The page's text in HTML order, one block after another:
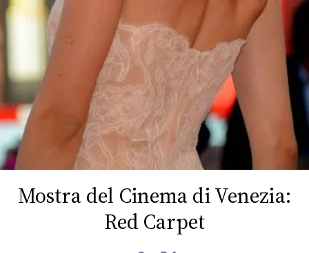
TV
PRINCIPATO
DI
MONACO
RMC
CONSIGLIA
Mostra del Cinema di Venezia:
Red Carpet